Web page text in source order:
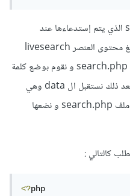
وهكذا قمنا بإنشاء الدالة showResult الذي يتم إستدعاءها عند
الحدث keyup . ونقوم فيها أولا بتفريغ محتوى العنصر livesearch
وبعد ذلك نرسل طلب البحث إلى الملف search.php و نقوم بوضع كلمة
البحث في parameter يسمى q و بعد ذلك نستقبل ال data وهي
البيانات التي تم إرجاعها من الخادم من ملف search.php و نضعها
<?php